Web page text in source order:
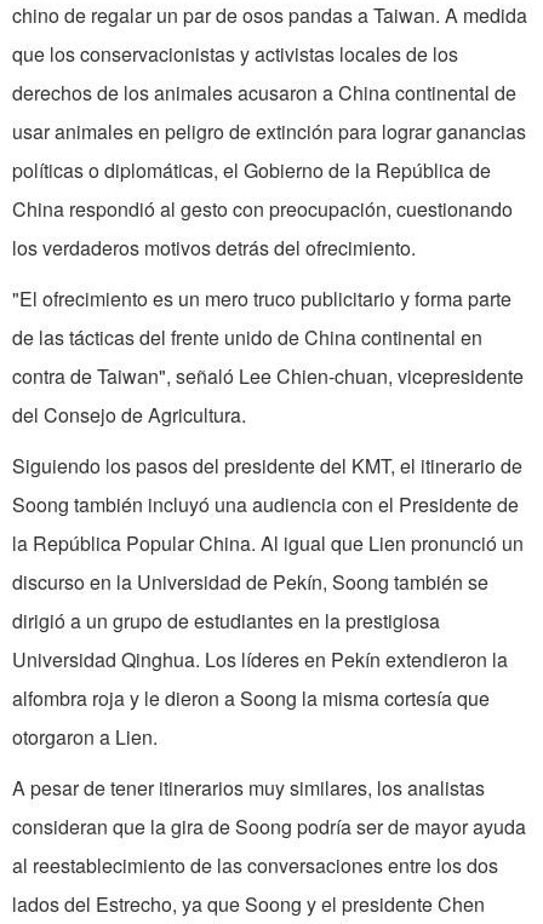
chino de regalar un par de osos pandas a Taiwan. A medida
que los conservacionistas y activistas locales de los
derechos de los animales acusaron a China continental de
usar animales en peligro de extinción para lograr ganancias
políticas o diplomáticas, el Gobierno de la República de
China respondió al gesto con preocupación, cuestionando
los verdaderos motivos detrás del ofrecimiento.
"El ofrecimiento es un mero truco publicitario y forma parte
de las tácticas del frente unido de China continental en
contra de Taiwan", señaló Lee Chien-chuan, vicepresidente
del Consejo de Agricultura.
Siguiendo los pasos del presidente del KMT, el itinerario de
Soong también incluyó una audiencia con el Presidente de
la República Popular China. Al igual que Lien pronunció un
discurso en la Universidad de Pekín, Soong también se
dirigió a un grupo de estudiantes en la prestigiosa
Universidad Qinghua. Los líderes en Pekín extendieron la
alfombra roja y le dieron a Soong la misma cortesía que
otorgaron a Lien.
A pesar de tener itinerarios muy similares, los analistas
consideran que la gira de Soong podría ser de mayor ayuda
al reestablecimiento de las conversaciones entre los dos
lados del Estrecho, ya que Soong y el presidente Chen